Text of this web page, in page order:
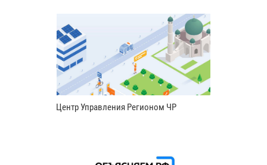
Центр Управления Регионом ЧР